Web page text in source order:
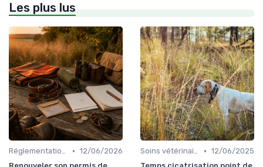
Les plus lus
Réglementations de chasse • 12/06/2026
Soins vétérinaires pour chiens de chasse • 12/06/2025